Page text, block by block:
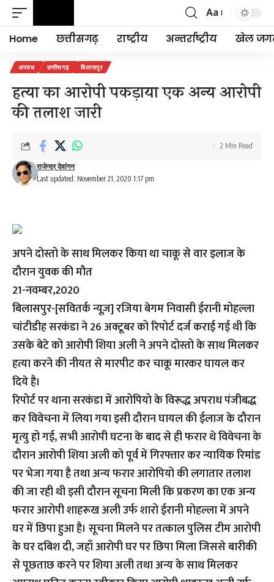
Font
Resizer
Aa
Home छत्तीसगढ़ राष्ट्रीय अन्तर्राष्ट्रीय खेल
अपराध छत्तीसगढ़ बिलासपुर
हत्या का आरोपी पकड़ाया एक अन्य आरोपी
की तलाश जारी
Last updated: November 21, 2020 1:17 pm
राजेन्द्र देवांगन
2 Min Read
अपने दोस्तो के साथ मिलकर किया था चाकू से वार इलाज के
दौरान युवक की मौत
21-नवम्बर,2020
बिलासपुर-[सवितर्क न्यूज़]रजिया बेगम निवासी ईरानी मोहल्ला
चांटीडीह सरकंडा ने 26 अक्टूबर को रिपोर्ट दर्ज कराई गई थी कि
उसके बेटे को आरोपी शिया अली ने अपने दोस्तो के साथ मिलकर
हत्या करने की नीयत से मारपीट कर चाकू मारकर घायल कर
दिये है।
रिपोर्ट पर थाना सरकंडा में आरोपियो के विरूद्ध अपराध पंजीबद्ध
कर विवेचना में लिया गया इसी दौरान घायल की ईलाज के दौरान
मृत्यु हो गई, सभी आरोपी घटना के बाद से ही फरार थे विवेचना के
दौरान आरोपी शिया अली को पूर्व में गिरफ्तार कर न्यायिक रिमांड
पर भेजा गया है तथा अन्य फरार आरोपियो की लगातार तलाश
की जा रही थी इसी दौरान सूचना मिली कि प्रकरण का एक अन्य
फरार आरोपी शाहरूख अली उर्फ शारो ईरानी मोहल्ला में अपने
घर में छिपा हुआ है। सूचना मिलने पर तत्काल पुलिस टीम आरोपी
के घर दबिश दी, जहाँ आरोपी घर पर छिपा मिला जिससे बारीकी
से पूछताछ करने पर शिया अली तथा अन्य के साथ मिलकर